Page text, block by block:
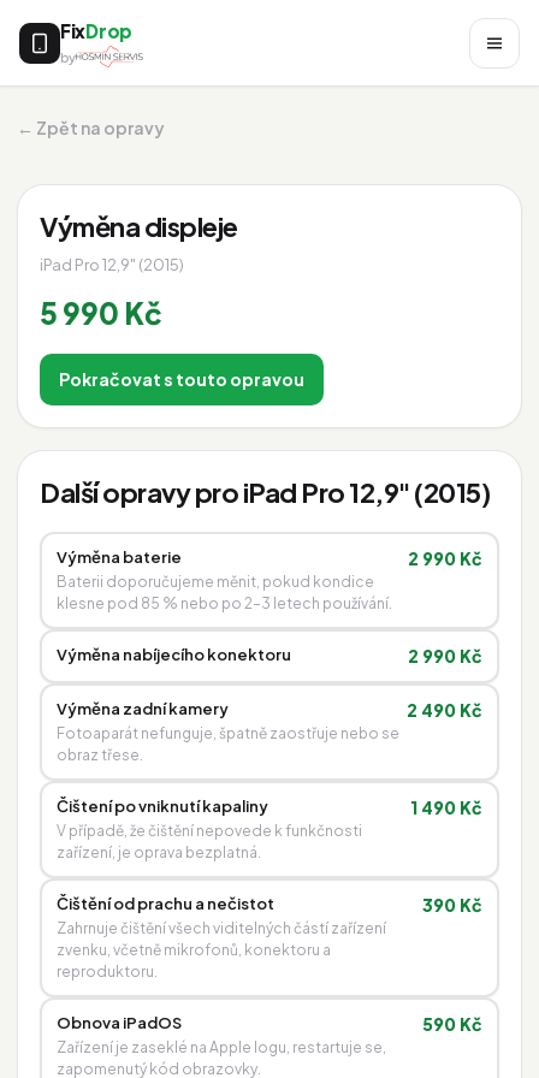
FixDrop
by
← Zpět na opravy
Výměna displeje
iPad Pro 12,9" (2015)
5 990 Kč
Pokračovat s touto opravou
Další opravy pro iPad Pro 12,9" (2015)
Výměna baterie
Baterii doporučujeme měnit, pokud kondice
klesne pod 85 % nebo po 2–3 letech používání.
2 990 Kč
Výměna nabíjecího konektoru 2 990 Kč
Výměna zadní kamery
Fotoaparát nefunguje, špatně zaostřuje nebo se
obraz třese.
2 490 Kč
Čištení po vniknutí kapaliny
V případě, že čištění nepovede k funkčnosti
zařízení, je oprava bezplatná.
1 490 Kč
Čištění od prachu a nečistot
Zahrnuje čištění všech viditelných částí zařízení
zvenku, včetně mikrofonů, konektoru a
reproduktoru.
390 Kč
Obnova iPadOS
Zařízení je zaseklé na Apple logu, restartuje se,
zapomenutý kód obrazovky.
590 Kč